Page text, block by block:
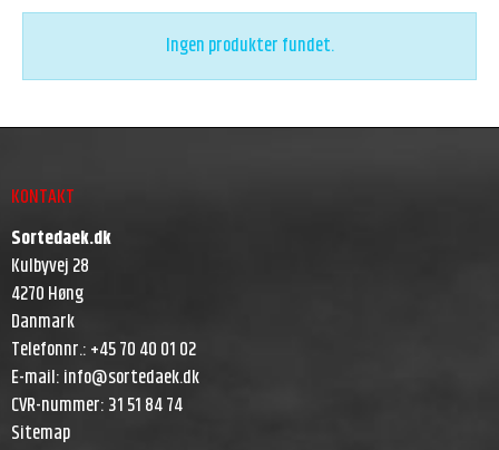
Ingen produkter fundet.
KONTAKT
Sortedaek.dk
Kulbyvej 28
4270 Høng
Danmark
Telefonnr.:+45 70 40 01 02
E-mail:info@sortedaek.dk
CVR-nummer:31 51 84 74
Sitemap